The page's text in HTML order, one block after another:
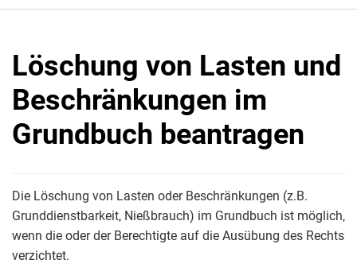
Löschung von Lasten und
Beschränkungen im
Grundbuch beantragen
Die Löschung von Lasten oder Beschränkungen (z.B.
Grunddienstbarkeit, Nießbrauch) im Grundbuch ist möglich,
wenn die oder der Berechtigte auf die Ausübung des Rechts
verzichtet.